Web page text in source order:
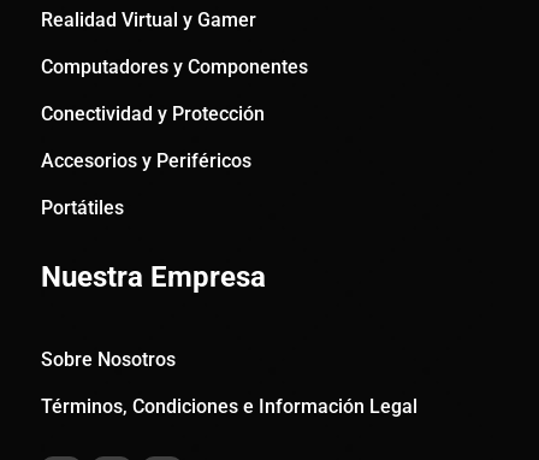
Realidad Virtual y Gamer
Computadores y Componentes
Conectividad y Protección
Accesorios y Periféricos
Portátiles
Nuestra Empresa
Sobre Nosotros
Términos, Condiciones e Información Legal